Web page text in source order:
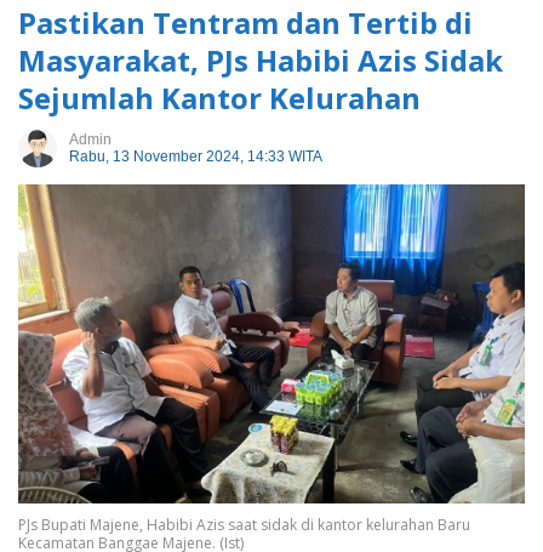
Pastikan Tentram dan Tertib di
Masyarakat, PJs Habibi Azis Sidak
Sejumlah Kantor Kelurahan
Admin
Rabu, 13 November 2024, 14:33 WITA
PJs Bupati Majene, Habibi Azis saat sidak di kantor kelurahan Baru
Kecamatan Banggae Majene. (Ist)